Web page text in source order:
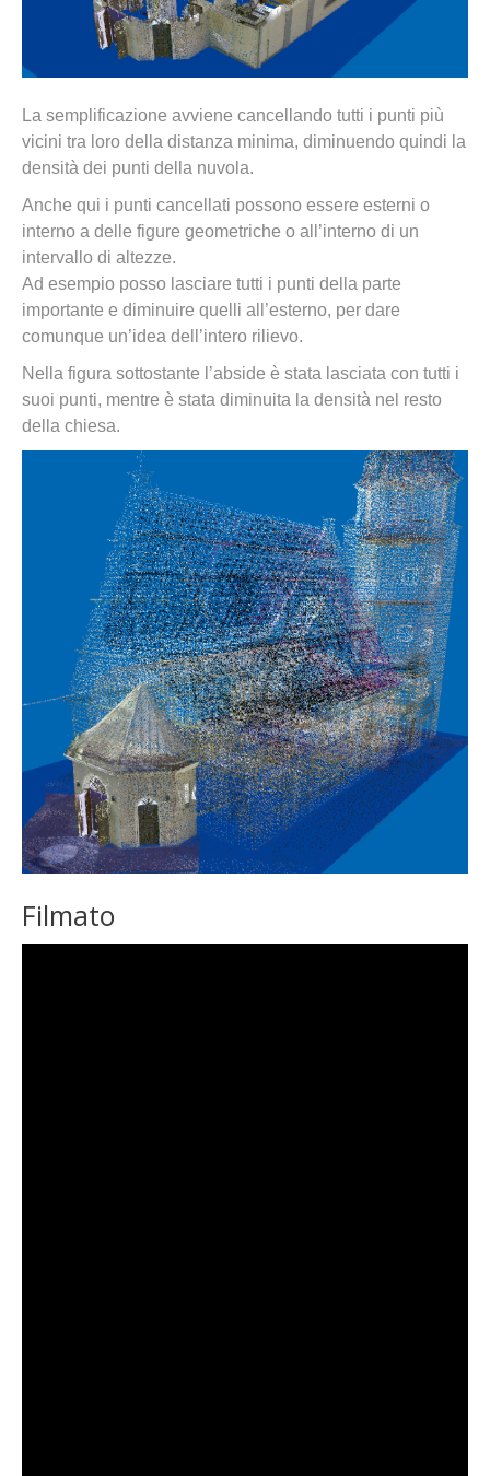
La semplificazione avviene cancellando tutti i punti più
vicini tra loro della distanza minima, diminuendo quindi la
densità dei punti della nuvola.
Anche qui i punti cancellati possono essere esterni o
interno a delle figure geometriche o all’interno di un
intervallo di altezze.
Ad esempio posso lasciare tutti i punti della parte
importante e diminuire quelli all’esterno, per dare
comunque un’idea dell’intero rilievo.
Nella figura sottostante l’abside è stata lasciata con tutti i
suoi punti, mentre è stata diminuita la densità nel resto
della chiesa.
Filmato